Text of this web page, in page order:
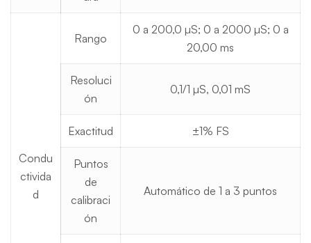
Condu
ctivida
d
Rango
0 a 200,0 µS; 0 a 2000 µS; 0 a
20,00 ms
Resoluci
ón
0,1/1 µS, 0,01 mS
Exactitud ±1% FS
Puntos
de
calibraci
ón
Automático de 1 a 3 puntos